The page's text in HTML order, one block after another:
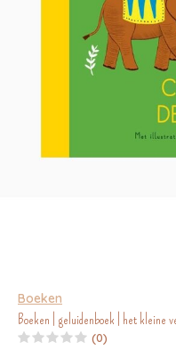
Boeken
Boeken | geluidenboek | het kleine
(0)